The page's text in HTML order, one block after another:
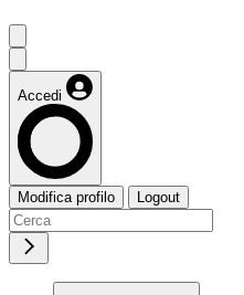
Accedi
Modifica profilo Logout